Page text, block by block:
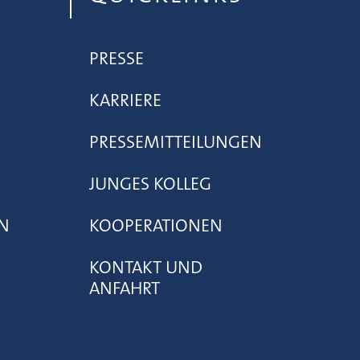
PRESSE
KARRIERE
PRESSEMITTEILUNGEN
JUNGES KOLLEG
KOOPERATIONEN
KONTAKT UND
ANFAHRT